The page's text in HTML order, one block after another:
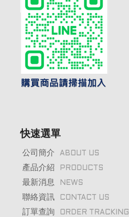
快速選單
公司簡介 ABOUT US
產品介紹 PRODUCTS
最新消息 NEWS
聯絡資訊 CONTACT US
訂單查詢 ORDER TRACKING